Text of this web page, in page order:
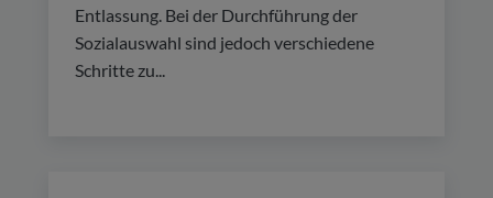
Entlassung. Bei der Durchführung der
Sozialauswahl sind jedoch verschiedene
Schritte zu...